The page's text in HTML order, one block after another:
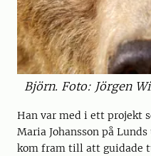
Björn. Foto: Jörgen
Han var med i ett projekt
Maria Johansson på
kom fram till att guidade